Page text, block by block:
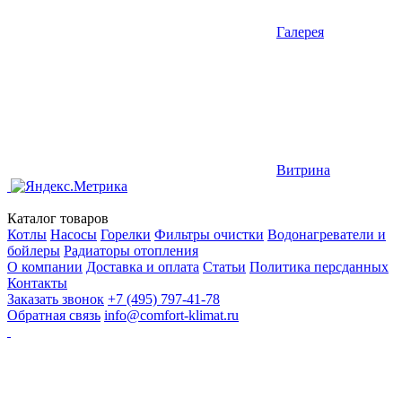
Галерея
Витрина
Каталог товаров
Котлы Насосы Горелки Фильтры очистки Водонагреватели и
бойлеры Радиаторы отопления
О компании Доставка и оплата Статьи Политика персданных
Контакты
Заказать звонок +7 (495) 797-41-78
Обратная связь info@comfort-klimat.ru